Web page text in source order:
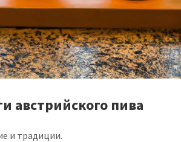
австрийского пива
и традиции.